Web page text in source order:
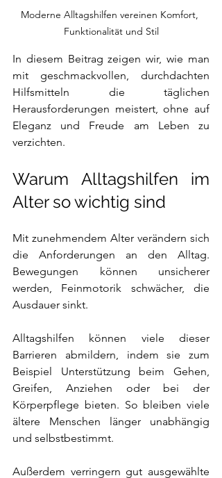
Moderne Alltagshilfen vereinen Komfort,
Funktionalität und Stil
In diesem Beitrag zeigen wir, wie man
mit geschmackvollen, durchdachten
Hilfsmitteln die täglichen
Herausforderungen meistert, ohne auf
Eleganz und Freude am Leben zu
verzichten.
Warum Alltagshilfen im
Alter so wichtig sind
Mit zunehmendem Alter verändern sich
die Anforderungen an den Alltag.
Bewegungen können unsicherer
werden, Feinmotorik schwächer, die
Ausdauer sinkt.
Alltagshilfen können viele dieser
Barrieren abmildern, indem sie zum
Beispiel Unterstützung beim Gehen,
Greifen, Anziehen oder bei der
Körperpflege bieten. So bleiben viele
ältere Menschen länger unabhängig
und selbstbestimmt.
Außerdem verringern gut ausgewählte